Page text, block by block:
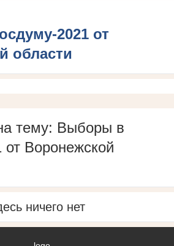
2021 от
области
тему: Выборы в
от Воронежской
ничего нет